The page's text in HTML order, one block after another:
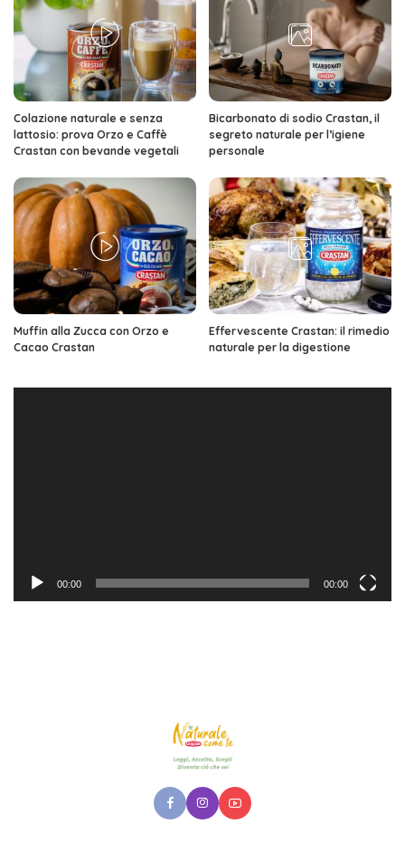
Colazione naturale e senza
lattosio: prova Orzo e Caffè
Crastan con bevande vegetali
Bicarbonato di sodio Crastan, il
segreto naturale per l’igiene
personale
Muffin alla Zucca con Orzo e
Cacao Crastan
Effervescente Crastan: il rimedio
naturale per la digestione
00:00 00:00